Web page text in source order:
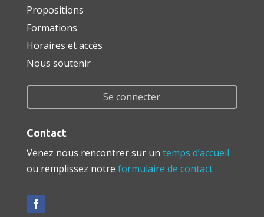
Propositions
Formations
Horaires et accès
Nous soutenir
Se connecter
Contact
Venez nous rencontrer sur un temps d’accueil
ou remplissez notre formulaire de contact